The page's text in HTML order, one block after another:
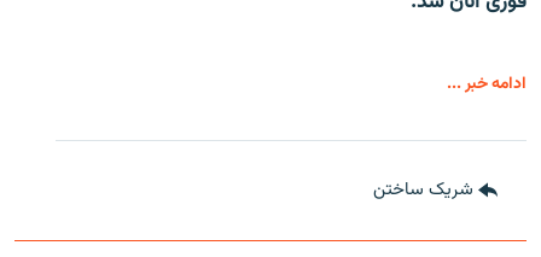
ادامه خبر ...
شریک ساختن